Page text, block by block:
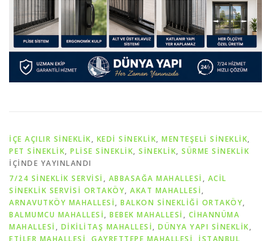
İÇE AÇILIR SINEKLIK, KEDI SINEKLIK, MENTEŞELI SINEKLIK,
PET SİNEKLIK, PLISE SINEKLIK, SİNEKLİK, SÜRME SINEKLIK
IÇINDE YAYINLANDI
7/24 SINEKLIK SERVISI , ABBASAĞA MAHALLESİ , ACIL
SINEKLIK SERVISI ORTAKÖY, AKAT MAHALLESİ,
ARNAVUTKÖY MAHALLESİ, BALKON SINEKLIĞI ORTAKÖY,
BALMUMCU MAHALLESİ, BEBEK MAHALLESİ , CİHANNÜMA
MAHALLESİ , DİKİLİTAŞ MAHALLESİ, DÜNYA YAPI SINEKLIK,